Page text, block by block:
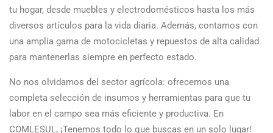
tu hogar, desde muebles y electrodomésticos hasta los más
diversos artículos para la vida diaria. Además, contamos con
una amplia gama de motocicletas y repuestos de alta calidad
para mantenerlas siempre en perfecto estado.
No nos olvidamos del sector agrícola: ofrecemos una
completa selección de insumos y herramientas para que tu
labor en el campo sea más eficiente y productiva. En
COMLESUL, ¡Tenemos todo lo que buscas en un solo lugar!